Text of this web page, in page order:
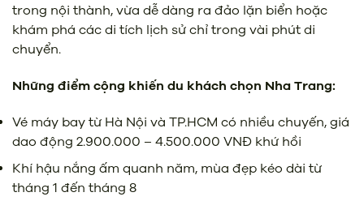
trong nội thành, vừa dễ dàng ra đảo lặn biển hoặc
khám phá các di tích lịch sử chỉ trong vài phút di
chuyển.
Những điểm cộng khiến du khách chọn Nha Trang:
Vé máy bay từ Hà Nội và TP.HCM có nhiều chuyến, giá
dao động 2.900.000 – 4.500.000 VNĐ khứ hồi
Khí hậu nắng ấm quanh năm, mùa đẹp kéo dài từ
tháng 1 đến tháng 8